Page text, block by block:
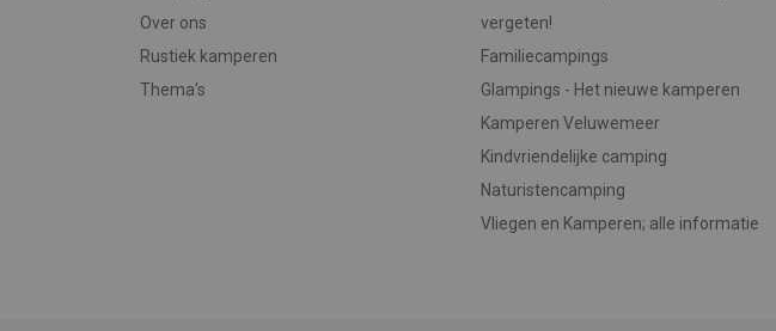
Over ons
Rustiek kamperen
Thema's
vergeten!
Familiecampings
Glampings - Het nieuwe kamperen
Kamperen Veluwemeer
Kindvriendelijke camping
Naturistencamping
Vliegen en Kamperen; alle informatie